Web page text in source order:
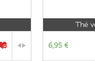
Thé
6,95 €